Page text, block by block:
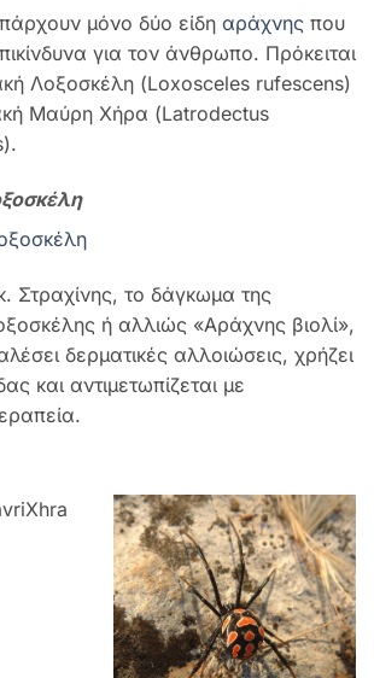
μόνο δύο είδη αράχνης που
για τον άνθρωπο. Πρόκειται
Λοξοσκέλη (Loxosceles rufescens)
Μαύρη Χήρα (Latrodectus
Στραχίνης, το δάγκωμα της
ή αλλιώς «Αράχνης βιολί»,
δερματικές αλλοιώσεις, χρήζει
και αντιμετωπίζεται με